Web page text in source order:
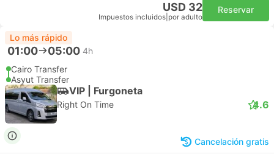
USD 32
Impuestos incluidos por adulto
Reservar
Lo más rápido
01:00 05:00 4h
Cairo Transfer
Asyut Transfer
VIP | Furgoneta
Right On Time 4.6
Cancelación gratis